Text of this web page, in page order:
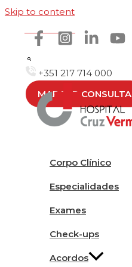
Skip to content
Como chegar
+351 217 714 000
MARCAR CONSULTA
Corpo Clínico
Especialidades
Exames
Check-ups
Acordos